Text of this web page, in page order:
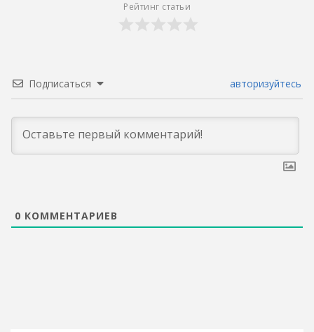
Рейтинг статьи
Подписаться авторизуйтесь
0 КОММЕНТАРИЕВ